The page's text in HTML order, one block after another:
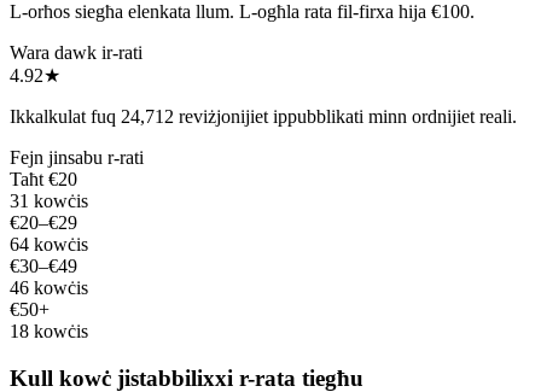
L-orħos siegħa elenkata llum. L-ogħla rata fil-firxa hija €100.
Wara dawk ir-rati
4.92★
Ikkalkulat fuq 24,712 reviżjonijiet ippubblikati minn ordnijiet reali.
Fejn jinsabu r-rati
Taħt €20
31 kowċis
€20–€29
64 kowċis
€30–€49
46 kowċis
€50+
18 kowċis
Kull kowċ jistabbilixxi r-rata tiegħu